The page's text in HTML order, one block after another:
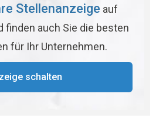
Stellenanzeige auf
finden auch Sie die besten
für Ihr Unternehmen.
schalten